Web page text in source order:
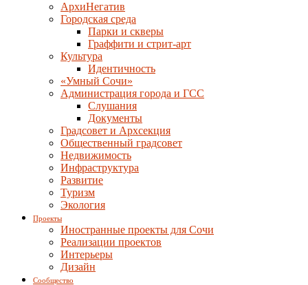
АрхиНегатив
Городская среда
Парки и скверы
Граффити и стрит-арт
Культура
Идентичность
«Умный Сочи»
Администрация города и ГСС
Слушания
Документы
Градсовет и Архсекция
Общественный градсовет
Недвижимость
Инфраструктура
Развитие
Туризм
Экология
Проекты
Иностранные проекты для Сочи
Реализации проектов
Интерьеры
Дизайн
Сообщество